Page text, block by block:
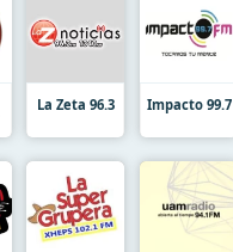
La Zeta 96.3 Impacto 99.7